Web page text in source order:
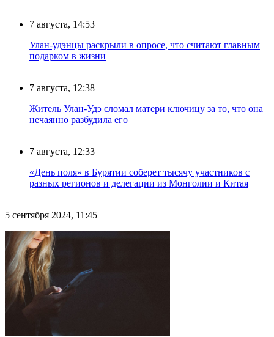
7 августа, 14:53
Улан-удэнцы раскрыли в опросе, что считают главным
подарком в жизни
7 августа, 12:38
Житель Улан-Удэ сломал матери ключицу за то, что она
нечаянно разбудила его
7 августа, 12:33
«День поля» в Бурятии соберет тысячу участников с
разных регионов и делегации из Монголии и Китая
5 сентября 2024, 11:45